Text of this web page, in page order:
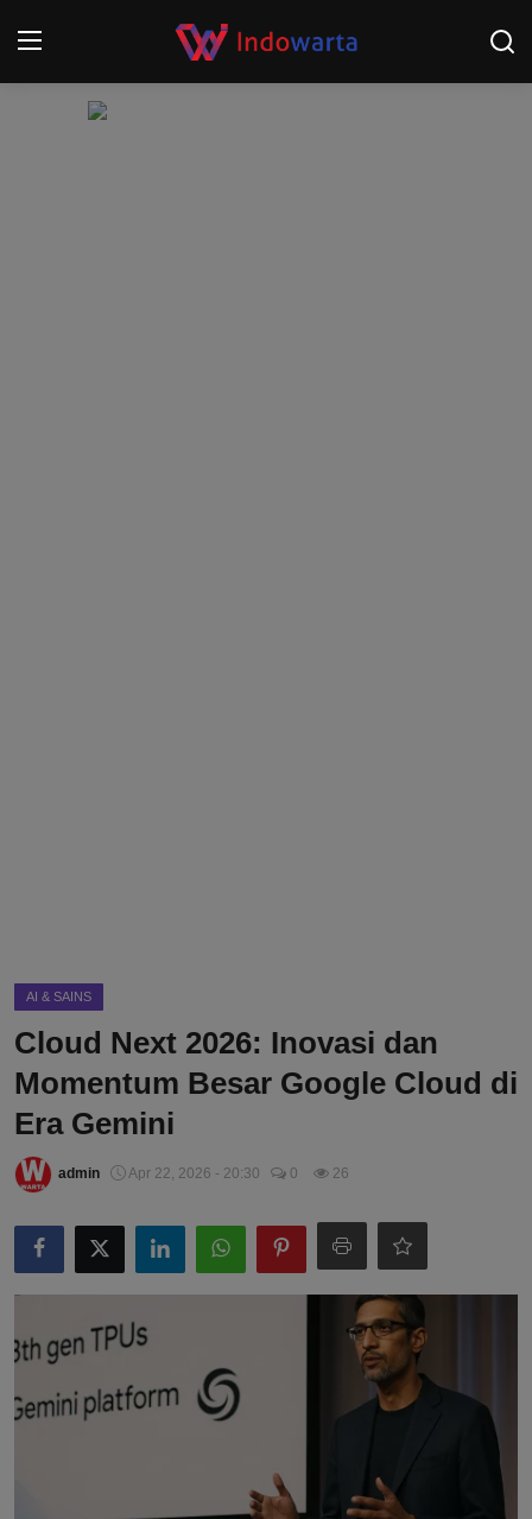
AI & SAINS
Cloud Next 2026: Inovasi dan
Momentum Besar Google Cloud di
Era Gemini
admin Apr 22, 2026 - 20:30 0 26